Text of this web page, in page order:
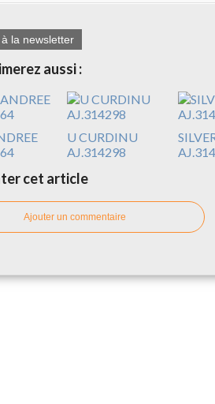
la newsletter
aussi :
U CURDINU
AJ.314298
cet article
Ajouter un commentaire